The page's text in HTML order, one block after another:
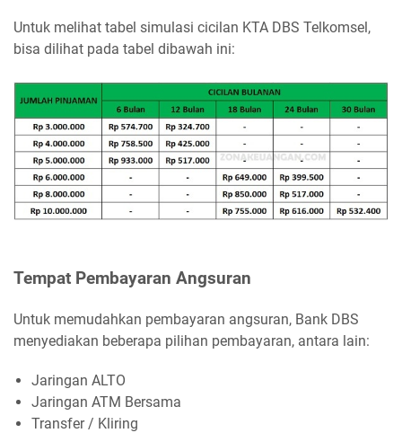
Untuk melihat tabel simulasi cicilan KTA DBS Telkomsel,
bisa dilihat pada tabel dibawah ini:
Tempat Pembayaran Angsuran
Untuk memudahkan pembayaran angsuran, Bank DBS
menyediakan beberapa pilihan pembayaran, antara lain:
Jaringan ALTO
Jaringan ATM Bersama
Transfer / Kliring